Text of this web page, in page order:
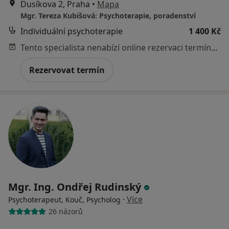
Dusíkova 2, Praha • Mapa
Mgr. Tereza Kubišová: Psychoterapie, poradenství
Individuální psychoterapie
1 400 Kč
Tento specialista nenabízí online rezervaci termínu na této adrese.
Rezervovat termín
Mgr. Ing. Ondřej Rudinský
Psychoterapeut, Kouč, Psycholog · Více
26 názorů